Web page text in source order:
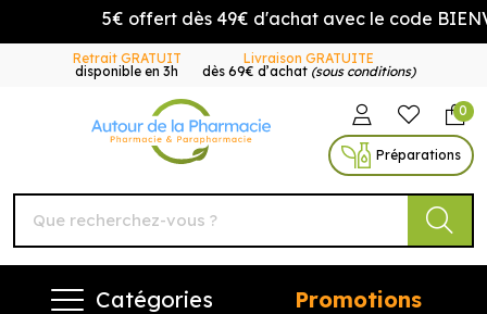
5€ offert dès 49€ d'achat avec le code
Retrait GRATUIT
disponible en 3h
Livraison GRATUITE
dès 69€ d’achat (sous conditions)
Autour de la Pharmacie
0
Préparations
Catégories Promotions